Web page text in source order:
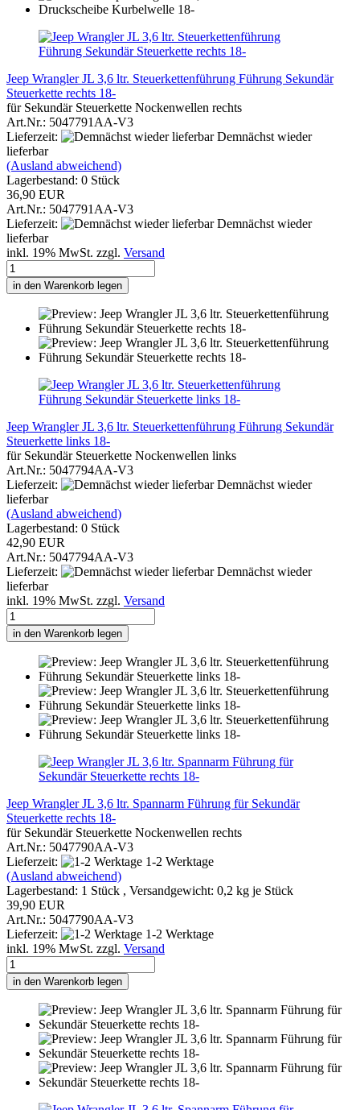
Jeep Wrangler JL 3,6 ltr. Steuerkettenführung Führung Sekundär
Steuerkette rechts 18-
für Sekundär Steuerkette Nockenwellen rechts
Art.Nr.: 5047791AA-V3
Lieferzeit:
Demnächst wieder
lieferbar
(Ausland abweichend)
Lagerbestand: 0 Stück
36,90 EUR
Art.Nr.: 5047791AA-V3
Lieferzeit:
Demnächst wieder
lieferbar
inkl. 19% MwSt. zzgl. Versand
in den Warenkorb legen
Jeep Wrangler JL 3,6 ltr. Steuerkettenführung Führung Sekundär
Steuerkette links 18-
für Sekundär Steuerkette Nockenwellen links
Art.Nr.: 5047794AA-V3
Lieferzeit:
Demnächst wieder
lieferbar
(Ausland abweichend)
Lagerbestand: 0 Stück
42,90 EUR
Art.Nr.: 5047794AA-V3
Lieferzeit:
Demnächst wieder
lieferbar
inkl. 19% MwSt. zzgl. Versand
in den Warenkorb legen
Jeep Wrangler JL 3,6 ltr. Spannarm Führung für Sekundär
Steuerkette rechts 18-
für Sekundär Steuerkette Nockenwellen rechts
Art.Nr.: 5047790AA-V3
Lieferzeit:
1-2 Werktage
(Ausland abweichend)
Lagerbestand: 1 Stück , Versandgewicht: 0,2 kg je Stück
39,90 EUR
Art.Nr.: 5047790AA-V3
Lieferzeit:
1-2 Werktage
inkl. 19% MwSt. zzgl. Versand
in den Warenkorb legen